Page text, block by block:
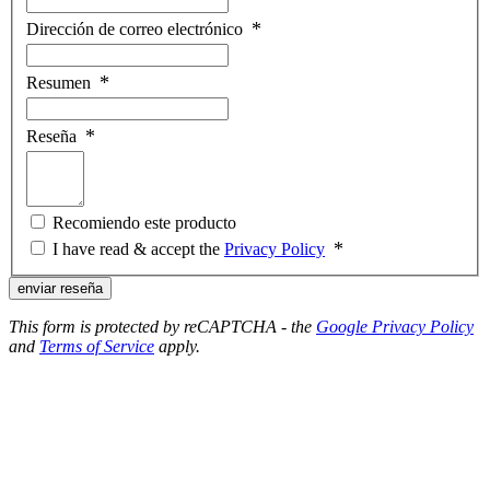
Dirección de correo electrónico
Resumen
Reseña
Recomiendo este producto
I have read & accept the Privacy Policy
enviar reseña
This form is protected by reCAPTCHA - the Google Privacy Policy
and Terms of Service apply.